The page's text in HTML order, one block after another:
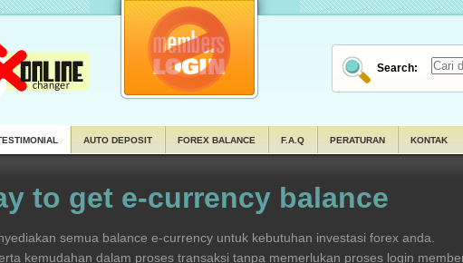
Search:
AUTO DEPOSIT FOREX BALANCE F.A.Q PERATURAN KONTAK
to get e-currency balance
semua balance e-currency untuk kebutuhan investasi forex anda.
kemudahan dalam proses transaksi tanpa memerlukan proses login